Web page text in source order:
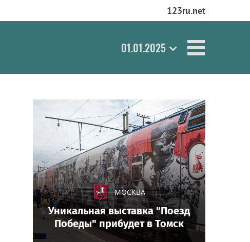
123ru.net
01.01.2025
МОСКВА
Уникальная выставка "Поезд
Победы" прибудет в Томск